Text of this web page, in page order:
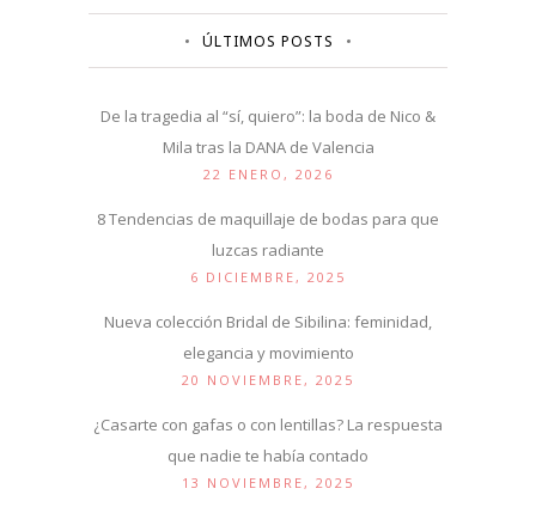
ÚLTIMOS POSTS
De la tragedia al “sí, quiero”: la boda de Nico &
Mila tras la DANA de Valencia
22 ENERO, 2026
8 Tendencias de maquillaje de bodas para que
luzcas radiante
6 DICIEMBRE, 2025
Nueva colección Bridal de Sibilina: feminidad,
elegancia y movimiento
20 NOVIEMBRE, 2025
¿Casarte con gafas o con lentillas? La respuesta
que nadie te había contado
13 NOVIEMBRE, 2025